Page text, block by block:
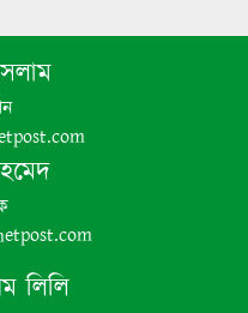
জিকে গউছ
সহ গ্রেপ্তার যুবদল নেতা
লিলি